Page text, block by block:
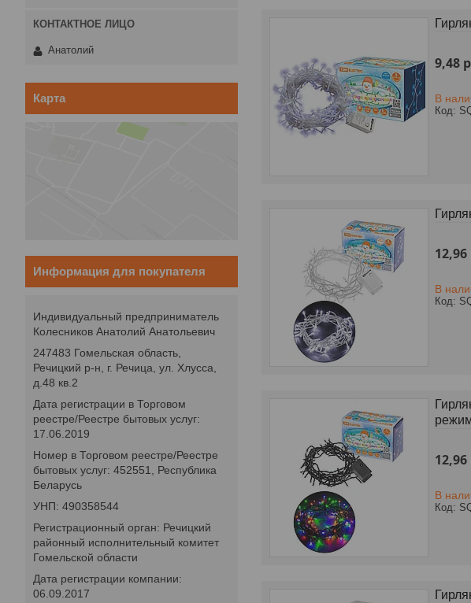
9,48
В
12,96
В
12,96
В
Анатолий
Карта
Информация для покупателя
Индивидуальный предприниматель
Колесников Анатолий Анатольевич
247483 Гомельская область,
Речицкий р-н, г. Речица, ул. Хлусса,
д.48 кв.2
Дата регистрации в Торговом
реестре/Реестре бытовых услуг:
17.06.2019
Номер в Торговом реестре/Реестре
бытовых услуг: 452551, Республика
Беларусь
УНП: 490358544
Регистрационный орган: Речицкий
районный исполнительный комитет
Гомельской области
Дата регистрации компании:
06.09.2017